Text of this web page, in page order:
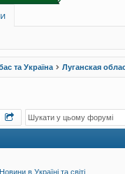
та Україна Луганская
Новини в Україні та світі